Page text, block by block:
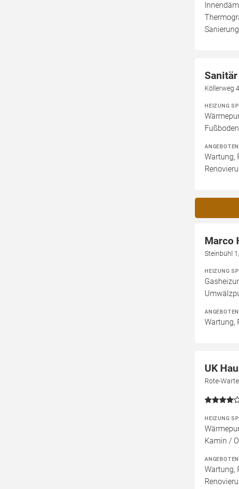
Sanitär
Köllerweg
HEIZUNG
Wartung,
Marco
Steinbühl
HEIZUNG
Wartung,
UK
Rote-
HEIZUNG
Kamin /
Wartung,